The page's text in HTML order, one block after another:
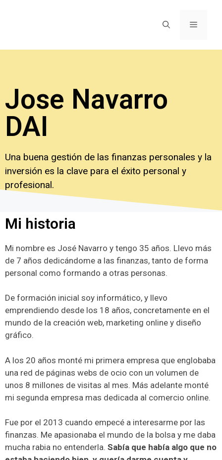
Jose Navarro
DAI
Una buena gestión de las finanzas personales y la
inversión es la clave para el éxito personal y
profesional.
Mi historia
Mi nombre es José Navarro y tengo 35 años. Llevo más
de 7 años dedicándome a las finanzas, tanto de forma
personal como formando a otras personas.
De formación inicial soy informático, y llevo
emprendiendo desde los 18 años, concretamente en el
mundo de la creación web, marketing online y diseño
gráfico.
A los 20 años monté mi primera empresa que englobaba
una red de páginas webs de ocio con un volumen de
unos 8 millones de visitas al mes. Más adelante monté
mi segunda empresa mas dedicada al comercio online.
Fue por el 2013 cuando empecé a interesarme por las
finanzas. Me apasionaba el mundo de la bolsa y me daba
mucha rabia no entenderla. Sabía que había algo que no